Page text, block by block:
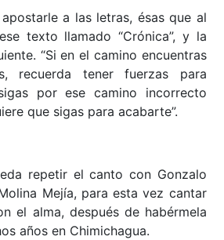
a las letras, ésas que al
texto llamado “Crónica”, y la
“Si en el camino encuentras
recuerda tener fuerzas para
por ese camino incorrecto
que sigas para acabarte”.
repetir el canto con Gonzalo
Mejía, para esta vez cantar
el alma, después de habérmela
años en Chimichagua.